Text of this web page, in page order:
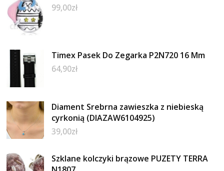
99,00zł
Timex Pasek Do Zegarka P2N720 16 Mm
64,90zł
Diament Srebrna zawieszka z niebieską
cyrkonią (DIAZAW6104925)
39,00zł
Szklane kolczyki brązowe PUZETY TERRA